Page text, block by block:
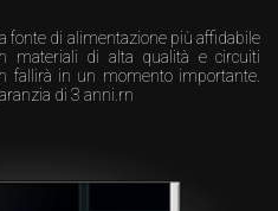
fonte di alimentazione più affidabile
materiali di alta qualità e circuiti
fallirà in un momento importante.
di 3 anni.rn